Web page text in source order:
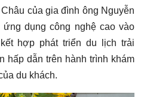
của gia đình ông Nguyễn
dụng công nghệ cao vào
hợp phát triển du lịch trải
hấp dẫn trên hành trình khám
du khách.